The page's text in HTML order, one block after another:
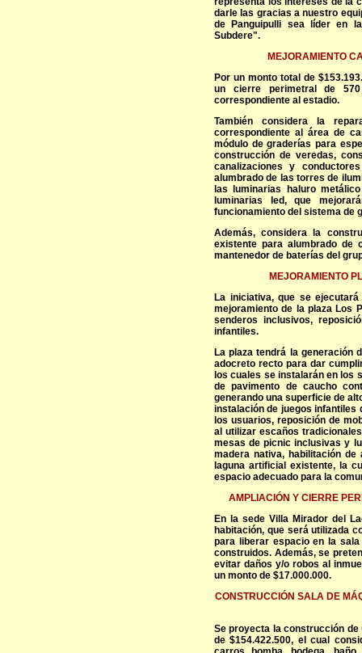
darle las gracias a nuestro
de Panguipulli sea líder en
Subdere".
MEJORAMIENTO
Por un monto total de
un cierre perimetral de
correspondiente al estadio.
También considera la
correspondiente al área de
módulo de graderías para
construcción de veredas,
canalizaciones y
alumbrado de las torres de
las luminarias haluro
luminarias led, que
funcionamiento del sistema de
Además, considera la
existente para alumbrado de
mantenedor de baterías del
MEJORAMIENTO
La iniciativa, que se
mejoramiento de la plaza Los
senderos inclusivos,
infantiles.
La plaza tendrá la generación
adocreto recto para dar
los cuales se instalarán en los
de pavimento de caucho
generando una superficie de
instalación de juegos
los usuarios, reposición de
al utilizar escaños
mesas de picnic inclusivas y
madera nativa, habilitación
laguna artificial existente, la
espacio adecuado para la
AMPLIACIÓN Y CIERRE
En la sede Villa Mirador del
habitación, que será utilizada
para liberar espacio en la
construidos. Además, se
evitar daños y/o robos al
un monto de $17.000.000.
CONSTRUCCIÓN SALA DE
Se proyecta la construcción de
de $154.422.500, el cual